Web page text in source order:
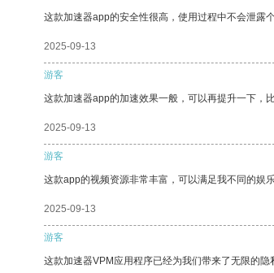
这款加速器app的安全性很高，使用过程中不会泄露
2025-09-13
游客
这款加速器app的加速效果一般，可以再提升一下，
2025-09-13
游客
这款app的视频资源非常丰富，可以满足我不同的娱乐
2025-09-13
游客
这款加速器VPM应用程序已经为我们带来了无限的隐